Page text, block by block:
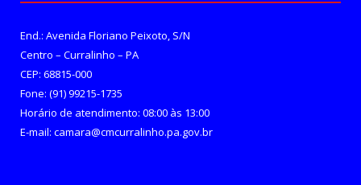
End.: Avenida Floriano Peixoto, S/N
Centro – Curralinho – PA
CEP: 68815-000
Fone: (91) 99215-1735
Horário de atendimento: 08:00 às 13:00
E-mail: camara@cmcurralinho.pa.gov.br